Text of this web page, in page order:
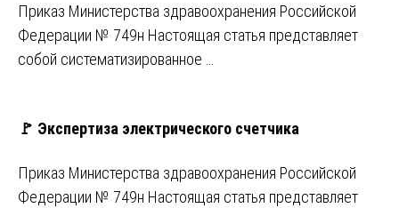
Приказ Министерства здравоохранения Российской
Федерации № 749н Настоящая статья представляет
собой систематизированное …
🚩 Экспертиза электрического счетчика
Приказ Министерства здравоохранения Российской
Федерации № 749н Настоящая статья представляет